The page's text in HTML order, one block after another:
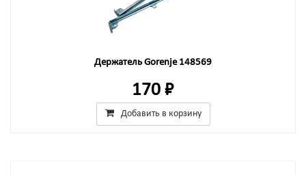
Держатель Gorenje 148569
170 ₽
Добавить в корзину